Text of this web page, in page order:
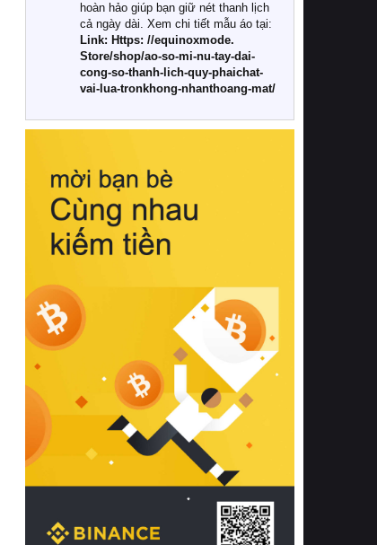
Khác với các dòng sản phẩm thông
thường, những bộ chăn ga gối đệm
cao cấp trải qua quy trình sản xuất
nghiêm ngặt từ khâu chọn lọc nguyên
liệu tự nhiên đến công nghệ dệt
nhuộm hiện đại không chứa hóa chất
này, bạn sẽ cảm nhận rõ rệt sự khác
hồi chuẩn xác của phần đệm nâng đỡ
cột sống.
Bên cạnh đó, việc lựa chọn các dòng
sản phẩm đạt chuẩn chất lượng quốc
tế còn giúp ngăn ngừa tình trạng kích
khuẩn và nấm mốc trong điều kiện
thời tiết nóng ẩm. Bạn có thể tìm hiểu
thêm các nghiên cứu khoa học về tác
động của giấc ngủ và môi trường
phòng ngủ đối với sức khỏe con
người tại Sleep Foundation (External
Link) để có cái nhìn toàn diện hơn.
2. Các tiêu chí vàng khi lựa chọn
chăn ga gối đệm cao cấp cho phòng
ngủ
Để sở hữu một bộ chăn ga gối đệm
cao cấp hoàn hảo cả về thẩm mỹ lẫn
công năng, người tiêu dùng cần cân
nhắc kỹ lưỡng các tiêu chí quan trọng
hoàn hảo giúp bạn giữ nét thanh lịch
cả ngày dài. Xem chi tiết mẫu áo tại:
Link: Https: //equinoxmode.
Store/shop/ao-so-mi-nu-tay-dai-
cong-so-thanh-lich-quy-phaichat-
vai-lua-tronkhong-nhanthoang-mat/